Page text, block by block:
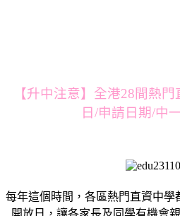
【升中注意】全港28間熱
日/申請日期/中
每年這個時間，各區熱門直資中
開放日，讓各家長及同學有機會